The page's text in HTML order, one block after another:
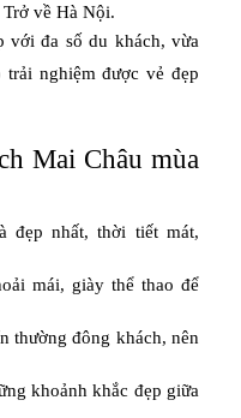
về Hà Nội.
với đa số du khách, vừa
nghiệm được vẻ đẹp
Mai Châu mùa
đẹp nhất, thời tiết mát,
mái, giày thể thao để
thường đông khách, nên
khoảnh khắc đẹp giữa